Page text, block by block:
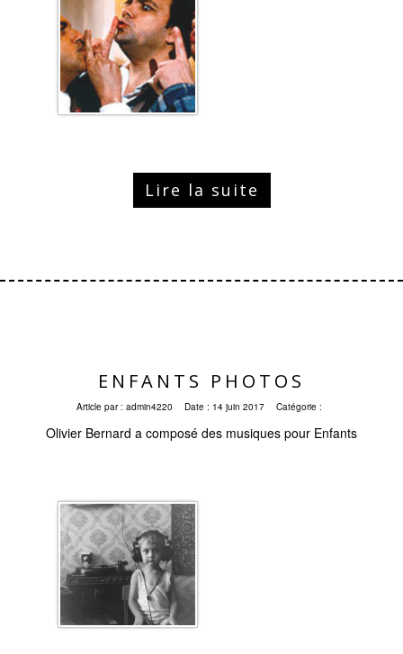
Lire la suite
ENFANTS PHOTOS
Article par : admin4220 Date : 14 juin 2017 Catégorie :
Olivier Bernard a composé des musiques pour Enfants